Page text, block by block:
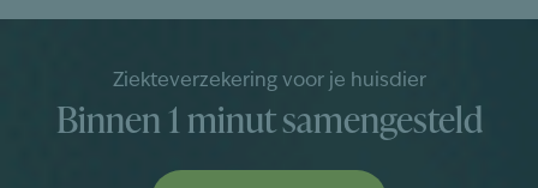
Ziekteverzekering voor je huisdier
Binnen 1 minut samengesteld